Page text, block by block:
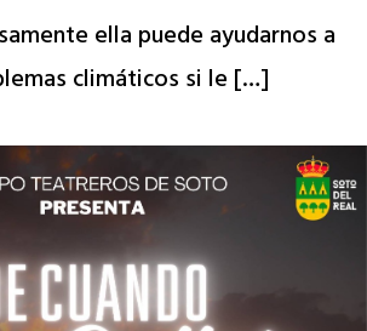
ella puede ayudarnos a
climáticos si le […]